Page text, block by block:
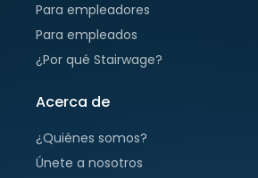
Para empleadores
Para empleados
¿Por qué Stairwage?
Acerca de
¿Quiénes somos?
Únete a nosotros